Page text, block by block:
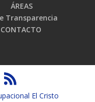
ÁREAS
Transparencia
CONTACTO
El Cristo